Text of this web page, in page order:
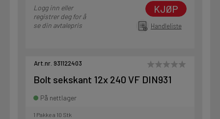
Logg inn eller
registrer deg for å
se din avtalepris
KJØP
Handleliste
Art.nr. 931122403
Bolt sekskant 12x 240 VF DIN931
På nettlager
1 Pakke a 10 Stk